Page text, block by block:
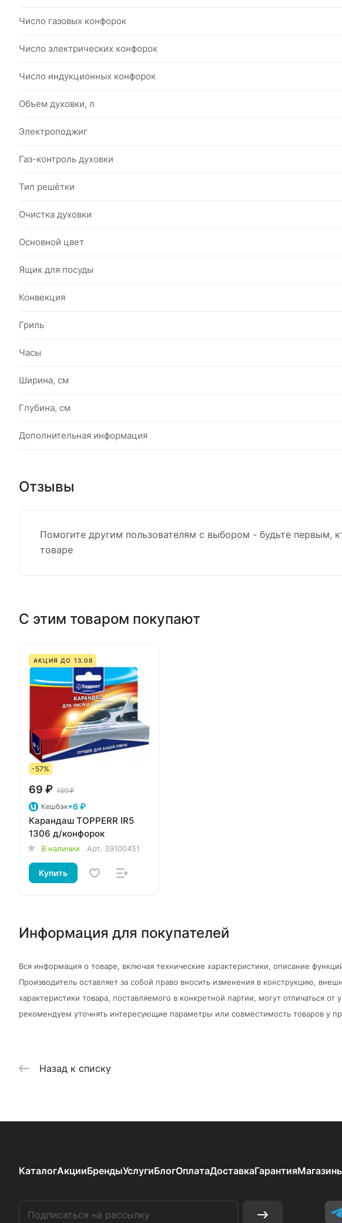
Число газовых конфорок
Число электрических конфорок
Число индукционных конфорок
Объем духовки, л
Электроподжиг
Газ-контроль духовки
Тип решётки
Очистка духовки
Основной цвет
Ящик для посуды
Конвекция
Гриль
Часы
Ширина, см
Глубина, см
Дополнительная информация
Отзывы
Помогите другим пользователям с выбором - будьте первым,
товаре
С этим товаром покупают
АКЦИЯ ДО 13.08
-57%
69 ₽ 159 ₽
Кешбэк+6 ₽
Карандаш TOPPERR IR5
1306 д/конфорок
В наличии Арт. 39100451
Купить
Информация для покупателей
Вся информация о товаре, включая технические характеристики, описание
Производитель оставляет за собой право вносить изменения в конструкцию,
характеристики товара, поставляемого в конкретной партии, могут отличаться
рекомендуем уточнять интересующие параметры или совместимость товаров у
Назад к списку
КаталогАкцииБрендыУслугиБлогОплатаДоставкаГарантия